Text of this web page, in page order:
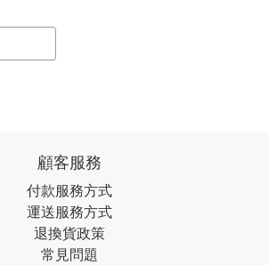
顧客服務
付款服務方式
運送服務方式
退換貨政策
常見問題